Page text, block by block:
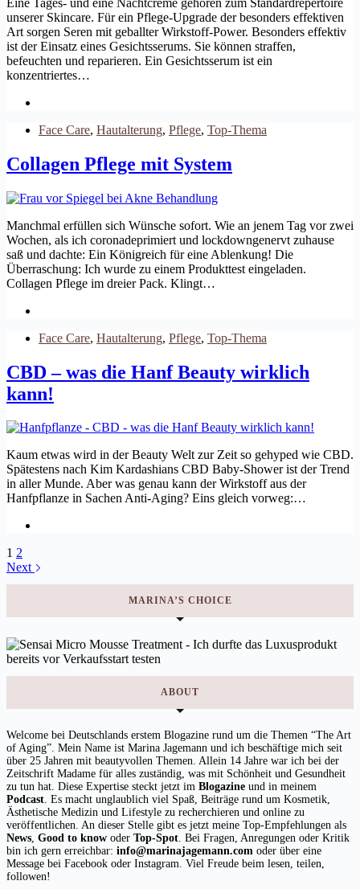
unserer Skincare. Für ein Pflege-Upgrade der besonders effektiven
Art sorgen Seren mit geballter Wirkstoff-Power. Besonders effektiv
ist der Einsatz eines Gesichtsserums. Sie können straffen,
befeuchten und reparieren. Ein Gesichtsserum ist ein
konzentriertes…
Face Care, Hautalterung, Pflege, Top-Thema
Collagen Pflege mit System
Manchmal erfüllen sich Wünsche sofort. Wie an jenem Tag vor zwei
Wochen, als ich coronadeprimiert und lockdowngenervt zuhause
saß und dachte: Ein Königreich für eine Ablenkung! Die
Überraschung: Ich wurde zu einem Produkttest eingeladen.
Collagen Pflege im dreier Pack. Klingt…
Face Care, Hautalterung, Pflege, Top-Thema
CBD – was die Hanf Beauty wirklich
kann!
Kaum etwas wird in der Beauty Welt zur Zeit so gehyped wie CBD.
Spätestens nach Kim Kardashians CBD Baby-Shower ist der Trend
in aller Munde. Aber was genau kann der Wirkstoff aus der
Hanfpflanze in Sachen Anti-Aging? Eins gleich vorweg:…
1 2
Next
MARINA’S CHOICE
ABOUT
Welcome bei Deutschlands erstem Blogazine rund um die Themen “The Art
of Aging”. Mein Name ist Marina Jagemann und ich beschäftige mich seit
über 25 Jahren mit beautyvollen Themen. Allein 14 Jahre war ich bei der
Zeitschrift Madame für alles zuständig, was mit Schönheit und Gesundheit
zu tun hat. Diese Expertise steckt jetzt im Blogazine und in meinem
Podcast. Es macht unglaublich viel Spaß, Beiträge rund um Kosmetik,
Ästhetische Medizin und Lifestyle zu recherchieren und online zu
veröffentlichen. An dieser Stelle gibt es jetzt meine Top-Empfehlungen als
News, Good to know oder Top-Spot. Bei Fragen, Anregungen oder Kritik
bin ich gern erreichbar: info@marinajagemann.com oder über eine
Message bei Facebook oder Instagram. Viel Freude beim lesen, teilen,
followen!